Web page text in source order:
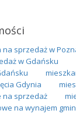
na sprzedaż w
w Gdańsku
Gdynia
na sprzedaż
na wynajem